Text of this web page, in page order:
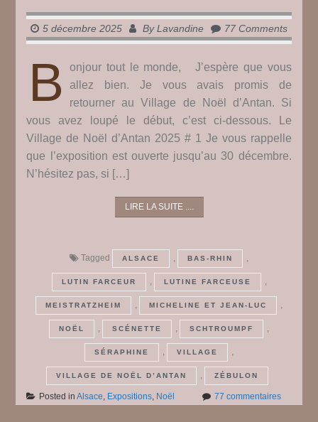
5 décembre 2025 ByLavandine 77 Comments
B
onjour tout le monde, J’espère que vous
allez bien. Je vous avais promis de
retourner au Village de Noël d’Antan. Si
vous avez loupé le début, c’est ci-dessous. Le
Village de Noël d’Antan 2025 # 1 Je vous rappelle
que l’exposition est ouverte jusqu’au 30 décembre.
N’hésitez pas, si […]
LIRE LA SUITE ....
Tagged ALSACE BAS-RHIN
LUTIN FARCEUR LUTINE FARCEUSE
MEISTRATZHEIM MICHELINE ET JEAN-LUC
NOËL SCÉNETTE SCHTROUMPF
SÉRAPHINE VILLAGE
VILLAGE DE NOËL D’ANTAN ZÉBULON
Posted inAlsace Expositions Noël 77 commentairessur